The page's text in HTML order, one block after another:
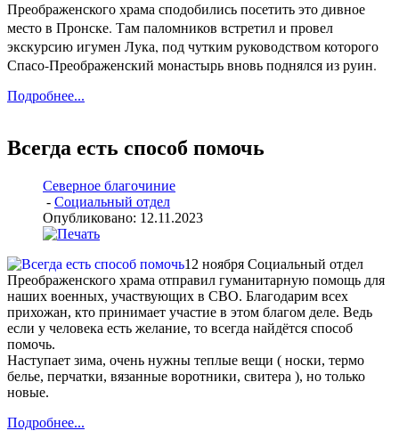
Преображенского храма сподобились посетить это дивное
место в Пронске. Там паломников встретил и провел
экскурсию игумен Лука, под чутким руководством которого
Спасо-Преображенский монастырь вновь поднялся из руин.
Подробнее...
Всегда есть способ помочь
Северное благочиние
- Социальный отдел
Опубликовано: 12.11.2023
12 ноября Социальный отдел
Преображенского храма отправил гуманитарную помощь для
наших военных, участвующих в СВО. Благодарим всех
прихожан, кто принимает участие в этом благом деле. Ведь
если у человека есть желание, то всегда найдётся способ
помочь.
Наступает зима, очень нужны теплые вещи ( носки, термо
белье, перчатки, вязанные воротники, свитера ), но только
новые.
Подробнее...